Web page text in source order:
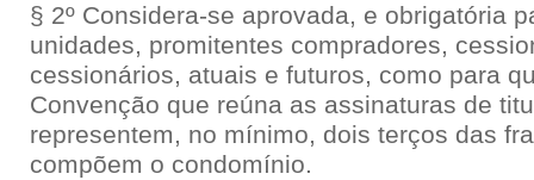
§ 2º Considera-se aprovada, e obrigatória
unidades, promitentes compradores,
cessionários, atuais e futuros, como para
Convenção que reúna as assinaturas de
representem, no mínimo, dois terços das
compõem o condomínio.